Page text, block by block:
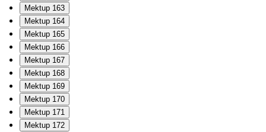
Mektup 163
Mektup 164
Mektup 165
Mektup 166
Mektup 167
Mektup 168
Mektup 169
Mektup 170
Mektup 171
Mektup 172